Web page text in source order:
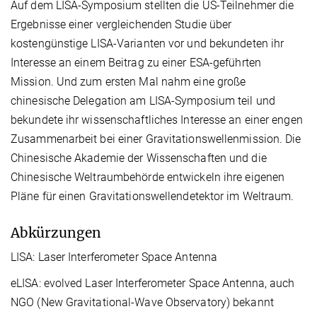
Auf dem LISA-Symposium stellten die US-Teilnehmer die
Ergebnisse einer vergleichenden Studie über
kostengünstige LISA-Varianten vor und bekundeten ihr
Interesse an einem Beitrag zu einer ESA-geführten
Mission. Und zum ersten Mal nahm eine große
chinesische Delegation am LISA-Symposium teil und
bekundete ihr wissenschaftliches Interesse an einer engen
Zusammenarbeit bei einer Gravitationswellenmission. Die
Chinesische Akademie der Wissenschaften und die
Chinesische Weltraumbehörde entwickeln ihre eigenen
Pläne für einen Gravitationswellendetektor im Weltraum.
Abkürzungen
LISA: Laser Interferometer Space Antenna
eLISA: evolved Laser Interferometer Space Antenna, auch
NGO (New Gravitational-Wave Observatory) bekannt